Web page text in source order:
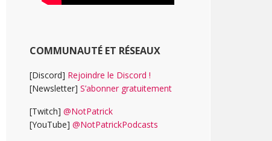
COMMUNAUTÉ ET RÉSEAUX
[Discord] Rejoindre le Discord !
[Newsletter] S’abonner gratuitement
[Twitch] @NotPatrick
[YouTube] @NotPatrickPodcasts